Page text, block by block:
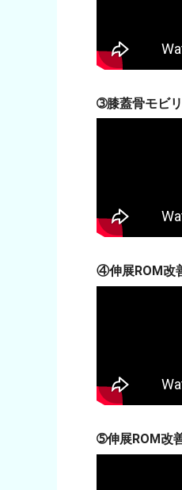
➂膝蓋骨モビ
④伸展ROM改
➄伸展ROM改